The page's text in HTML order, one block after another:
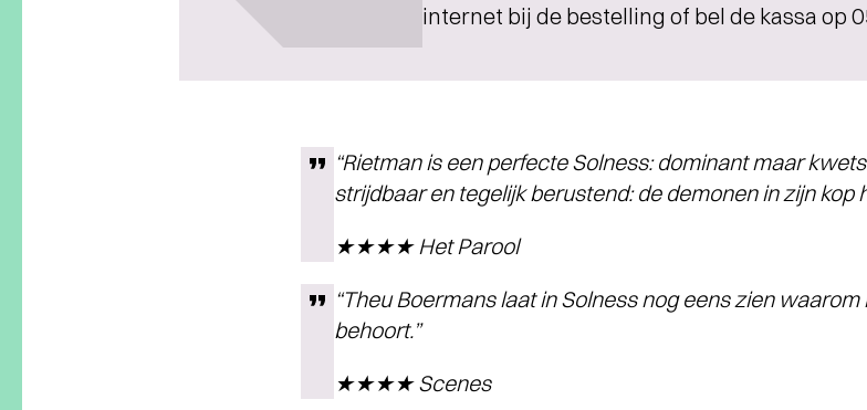
internet bij de bestelling of bel de kassa op
“Rietman is een perfecte Solness: dominant maar
strijdbaar en tegelijk berustend: de demonen in zijn kop
★★★★ Het Parool
“Theu Boermans laat in Solness nog eens zien
behoort.”
★★★★ Scenes